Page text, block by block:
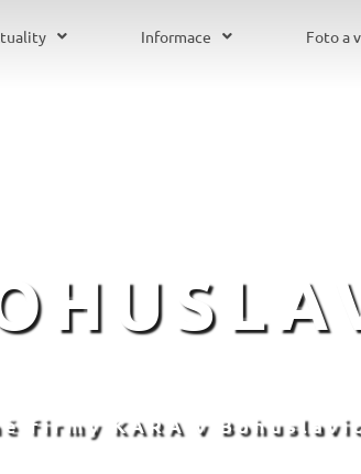
Informace Foto a
firmy KARA v